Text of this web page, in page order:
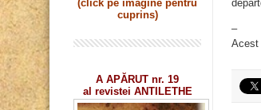
–
Acest
(click pe imagine pentru
cuprins)
A APĂRUT nr. 19
al revistei ANTILETHE